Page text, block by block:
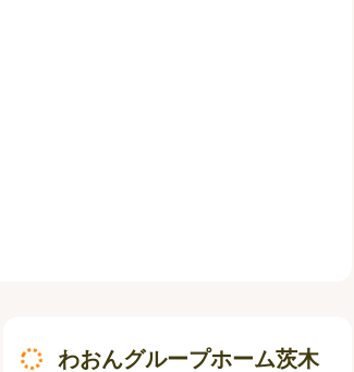
わおんグループホーム茨木